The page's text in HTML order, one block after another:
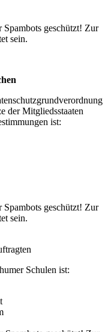
geschützt! Zur
sein.
der Mitgliedsstaaten
ist:
geschützt! Zur
sein.
Schulen ist: